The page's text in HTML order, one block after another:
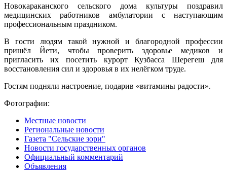
Новокараканского сельского дома культуры поздравил
медицинских работников амбулатории с наступающим
профессиональным праздником.
В гости людям такой нужной и благородной профессии
пришёл Йети, чтобы проверить здоровье медиков и
пригласить их посетить курорт Кузбасса Шерегеш для
восстановления сил и здоровья в их нелёгком труде.
Гостям подняли настроение, подарив «витамины радости».
Фотографии:
Местные новости
Региональные новости
Газета "Сельские зори"
Новости государственных органов
Официальный комментарий
Объявления